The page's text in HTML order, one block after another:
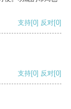
支持[0] 反对[0]
支持[0] 反对[0]